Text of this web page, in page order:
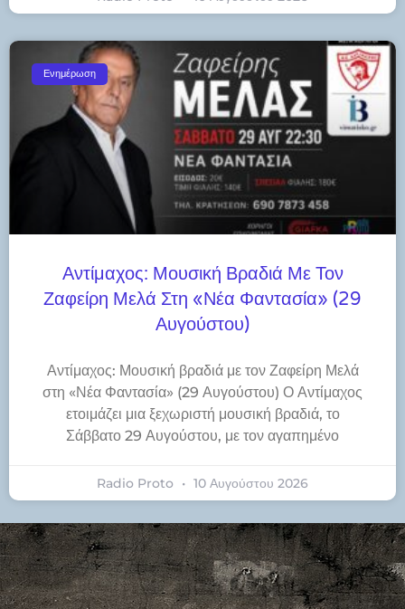
Ενημέρωση
Αντίμαχος: Μουσική Βραδιά Με Τον
Ζαφείρη Μελά Στη «Νέα Φαντασία» (29
Αυγούστου)
Αντίμαχος: Μουσική βραδιά με τον Ζαφείρη Μελά
στη «Νέα Φαντασία» (29 Αυγούστου) Ο Αντίμαχος
ετοιμάζει μια ξεχωριστή μουσική βραδιά, το
Σάββατο 29 Αυγούστου, με τον αγαπημένο
Radio Proto 10 Αυγούστου 2026